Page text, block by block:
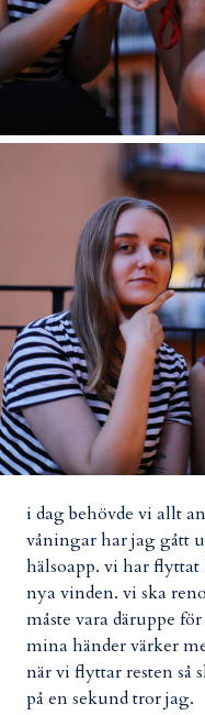
i dag behövde vi allt
våningar har jag gått
hälsoapp. vi har flyttat
nya vinden. vi ska
måste vara däruppe
mina händer värker
när vi flyttar resten så
på en sekund tror jag.